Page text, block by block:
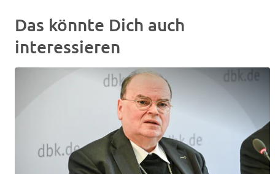
Das könnte Dich auch
interessieren